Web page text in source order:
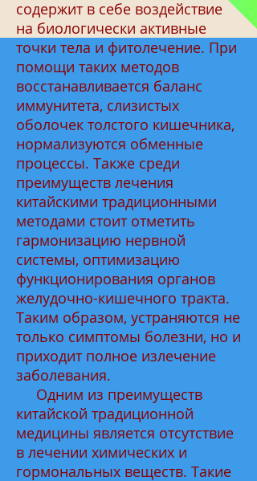
содержит в себе воздействие
на биологически активные
точки тела и фитолечение. При
помощи таких методов
восстанавливается баланс
иммунитета, слизистых
оболочек толстого кишечника,
нормализуются обменные
процессы. Также среди
преимуществ лечения
китайскими традиционными
методами стоит отметить
гармонизацию нервной
системы, оптимизацию
функционирования органов
желудочно-кишечного тракта.
Таким образом, устраняются не
только симптомы болезни, но и
приходит полное излечение
заболевания.
Одним из преимуществ
китайской традиционной
медицины является отсутствие
в лечении химических и
гормональных веществ. Такие